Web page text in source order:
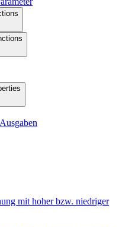
mit hoher bzw. niedriger